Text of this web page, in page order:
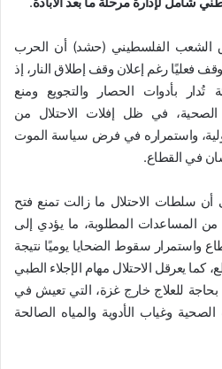
الشعب الفلسطيني (حشد) أن الحرب
فعليًا رغم إعلان وقف إطلاق النار، إذ
بأدوات الحصار والتجويع ومنع
الصحية، في ظل إفلات الاحتلال من
الدولية، واستمراره في فرض سياسة الموت
في القطاع.
أن سلطات الاحتلال ما زالت تمنع فتح
رفح وتُدخل أقل من 20% من المساعدات المطلوبة، ما يؤدي إلى
واستمرار سقوط الضحايا يوميًا نتيجة
يعرقل الاحتلال مهام الإجلاء الطبي
ومريض بحاجة للعلاج خارج غزة، التي تعيش في
وغياب الأدوية والمياه الصالحة